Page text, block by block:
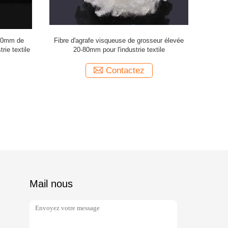
de
textile
Fibre d'agrafe visqueuse de grosseur élevée
20-80mm pour l'industrie textile
Contactez
Mail nous